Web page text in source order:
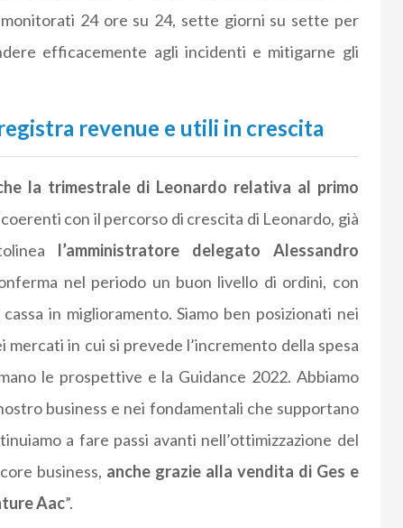
24 ore su 24, sette giorni su sette per
efficacemente agli incidenti e mitigarne gli
revenue e utili in crescita
la trimestrale di Leonardo relativa al primo
con il percorso di crescita di Leonardo, già
l’amministratore delegato Alessandro
nel periodo un buon livello di ordini, con
in miglioramento. Siamo ben posizionati nei
in cui si prevede l’incremento della spesa
le prospettive e la Guidance 2022. Abbiamo
business e nei fondamentali che supportano
a fare passi avanti nell’ottimizzazione del
business, anche grazie alla vendita di Ges e
Aac”.